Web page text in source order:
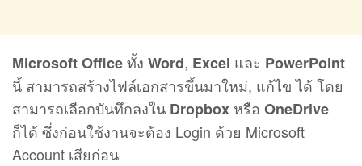
Microsoft Officeทั้ง Word, Excel และ PowerPoint
นี้ สามารถสร้างไฟล์เอกสารขึ้นมาใหม่, แก้ไข ได้ โดย
สามารถเลือกบันทึกลงใน Dropbox หรือ OneDrive
ก็ได้ ซึ่งก่อนใช้งานจะต้อง Login ด้วย Microsoft
Account เสียก่อน